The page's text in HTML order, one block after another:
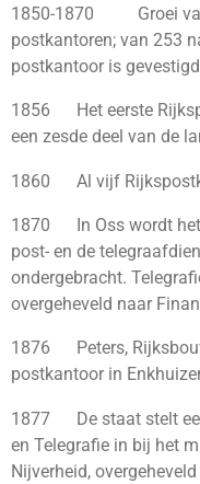
1850-1870 Groei van
postkantoren; van 253
postkantoor is
1856 Het eerste
een zesde deel van de
1860 Al vijf
1870 In Oss wordt het
post- en de
ondergebracht.
overgeheveld naar
1876 Peters,
postkantoor in
1877 De staat stelt
en Telegrafie in bij het
Nijverheid,